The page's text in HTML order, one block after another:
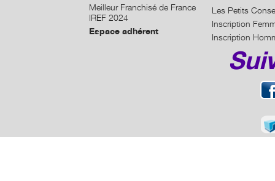
Meilleur Franchisé de France
IREF 2024
Espace adhérent
Les Petits
Inscription
Inscription